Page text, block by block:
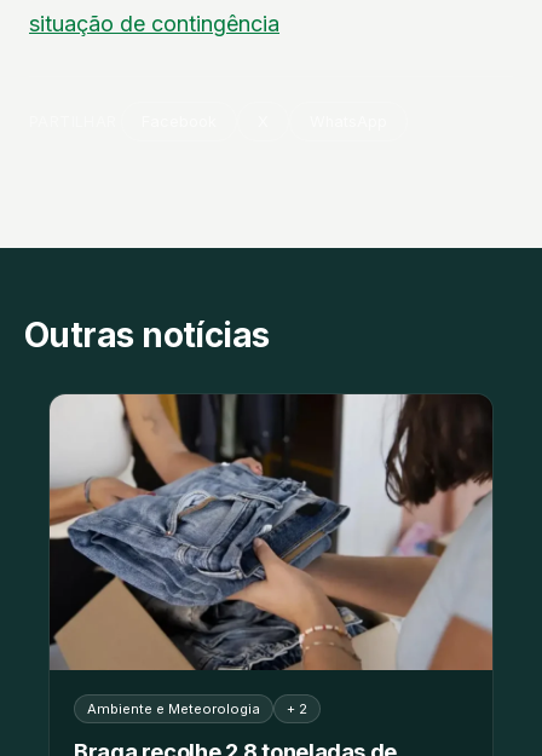
situação de contingência
Outras notícias
Ambiente e Meteorologia + 2